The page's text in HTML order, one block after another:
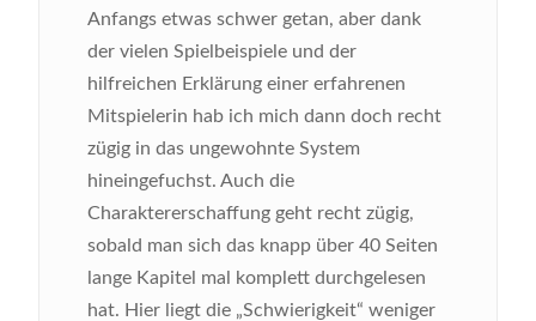
Anfangs etwas schwer getan, aber dank
der vielen Spielbeispiele und der
hilfreichen Erklärung einer erfahrenen
Mitspielerin hab ich mich dann doch recht
zügig in das ungewohnte System
hineingefuchst. Auch die
Charaktererschaffung geht recht zügig,
sobald man sich das knapp über 40 Seiten
lange Kapitel mal komplett durchgelesen
hat. Hier liegt die „Schwierigkeit“ weniger